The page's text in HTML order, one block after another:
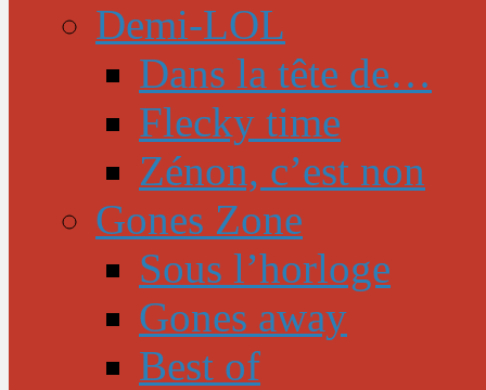
Demi-LOL
Dans la tête de…
Flecky time
Zénon, c’est non
Gones Zone
Sous l’horloge
Gones away
Best of